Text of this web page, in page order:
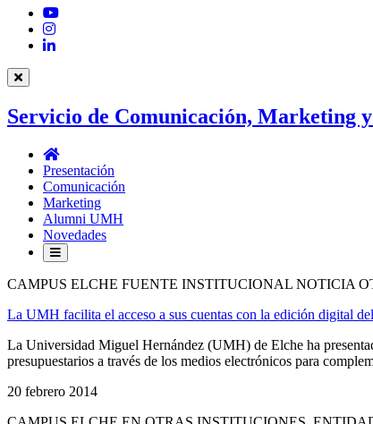
YouTube
Instagram
LinkedIn
Servicio de Comunicación, Marketing
Servicio
de
Comunicación,
Marketing
y
Atención
al
Estudiantado
Presentación
Comunicación
Marketing
Alumni UMH
Novedades
CAMPUS ELCHE FUENTE INSTITUCIONAL NOTICIA
La UMH facilita el acceso a sus cuentas con la edición digital
La Universidad Miguel Hernández (UMH) de Elche ha
presupuestarios a través de los medios electrónicos para
20 febrero 2014